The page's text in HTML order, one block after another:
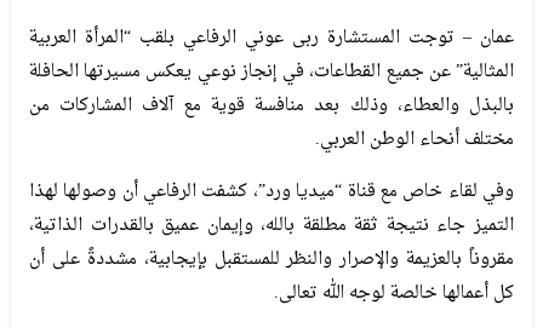
عمان – توجت المستشارة ربى عوني الرفاعي بلقب “المرأة العربية
المثالية” عن جميع القطاعات، في إنجاز نوعي يعكس مسيرتها الحافلة
بالبذل والعطاء، وذلك بعد منافسة قوية مع آلاف المشاركات من
مختلف أنحاء الوطن العربي.
وفي لقاء خاص مع قناة “ميديا ورد”، كشفت الرفاعي أن وصولها لهذا
التميز جاء نتيجة ثقة مطلقة بالله، وإيمان عميق بالقدرات الذاتية،
مقروناً بالعزيمة والإصرار والنظر للمستقبل بإيجابية، مشددةً على أن
كل أعمالها خالصة لوجه الله تعالى.